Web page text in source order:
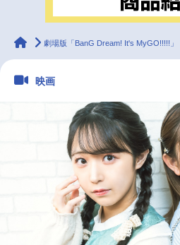
ラジオ
配信・Vtuber
アニメ記事一覧
アニメ映画一覧
animateTimes
劇場版「BanG Dream! It's MyGO!!!!!」
映画